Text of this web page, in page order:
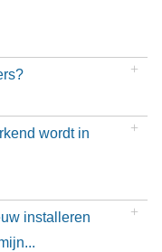
wordt in
installeren